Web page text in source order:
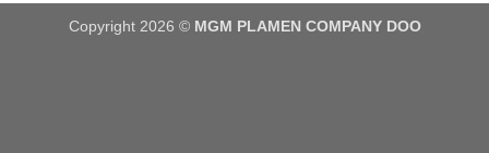
Copyright 2026 © MGM PLAMEN COMPANY DOO